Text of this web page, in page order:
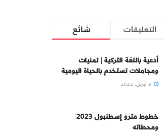
شائع التعليقات
أدعية باللغة التركية | تمنيات
ومجاملات تستخدم بالحياة اليومية
خطوط مترو إسطنبول 2023
ومحطاته